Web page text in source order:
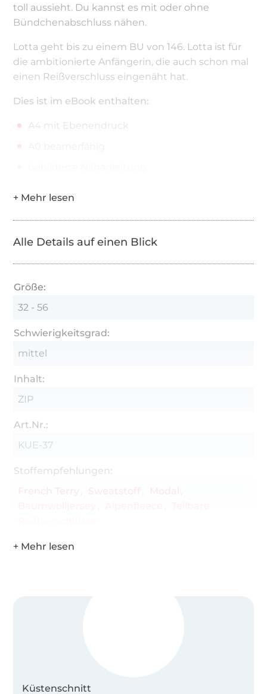
toll aussieht. Du kannst es mit oder ohne
Bündchenabschluss nähen.
Lotta geht bis zu einem BU von 146. Lotta ist für
die ambitionierte Anfängerin, die auch schon mal
einen Reißverschluss eingenäht hat.
Dies ist im eBook enthalten:
A4 mit Ebenendruck
Alle Details auf einen Blick
Größe:
32 - 56
Schwierigkeitsgrad:
mittel
Inhalt:
ZIP
Art.Nr.:
KUE-37
Stoffempfehlungen:
French Terry
Sweatstoff
Modal
Küstenschnitt